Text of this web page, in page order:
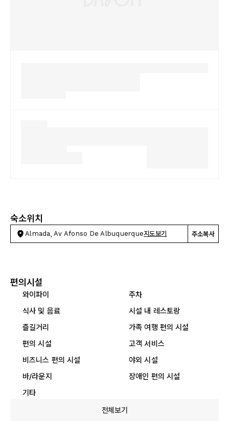
숙소위치
Almada, Av Afonso De Albuquerque지도보기 주소복사
편의시설
와이파이
주차
식사 및 음료
시설 내 레스토랑
즐길거리
가족 여행 편의 시설
편의 시설
고객 서비스
비즈니스 편의 시설
야외 시설
바/라운지
장애인 편의 시설
기타
전체보기